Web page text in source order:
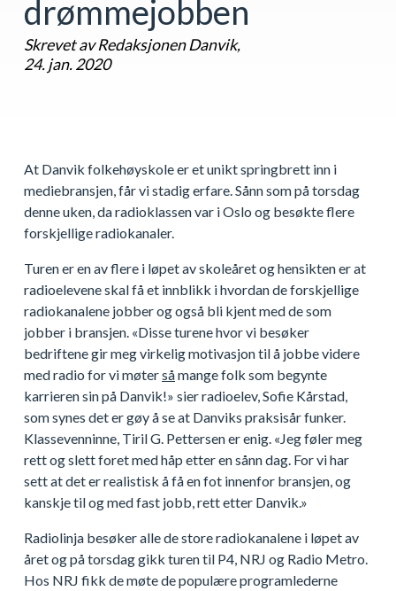
drømmejobben
Skrevet av Redaksjonen Danvik,
24. jan. 2020
At Danvik folkehøyskole er et unikt springbrett inn i
mediebransjen, får vi stadig erfare. Sånn som på torsdag
denne uken, da radioklassen var i Oslo og besøkte flere
forskjellige radiokanaler.
Turen er en av flere i løpet av skoleåret og hensikten er at
radioelevene skal få et innblikk i hvordan de forskjellige
radiokanalene jobber og også bli kjent med de som
jobber i bransjen. «Disse turene hvor vi besøker
bedriftene gir meg virkelig motivasjon til å jobbe videre
med radio for vi møtersåmange folk som begynte
karrieren sin på Danvik!» sier radioelev, Sofie Kårstad,
som synes det er gøy å se at Danviks praksisår funker.
Klassevenninne, Tiril G. Pettersen er enig. «Jeg føler meg
rett og slett foret med håp etter en sånn dag. For vi har
sett at det er realistisk å få en fot innenfor bransjen, og
kanskje til og med fast jobb, rett etter Danvik.»
Radiolinja besøker alle de store radiokanalene i løpet av
året og på torsdag gikk turen til P4, NRJ og Radio Metro.
Hos NRJ fikk de møte de populære programlederne